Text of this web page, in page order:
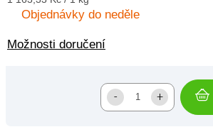
cena:Objednávky do neděle
Možnosti doručení